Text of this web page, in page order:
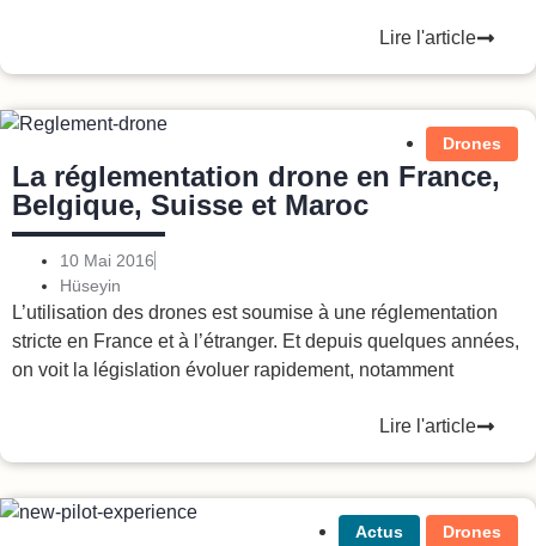
Lire l'article
Drones
La réglementation drone en France,
Belgique, Suisse et Maroc
10 Mai 2016
Hüseyin
L’utilisation des drones est soumise à une réglementation
stricte en France et à l’étranger. Et depuis quelques années,
on voit la législation évoluer rapidement, notamment
Lire l'article
Actus Drones